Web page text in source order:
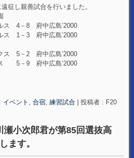
征し親善試合を行いました。
ス 4－8 府中広島’2000
ス 1－3 府中広島’2000
ス 5－2 府中広島’2000
ス 5－9 府中広島’2000
イベント , 合宿, 練習試合
投稿者 : F20
瀬小次郎君が第85回選抜高
ます。